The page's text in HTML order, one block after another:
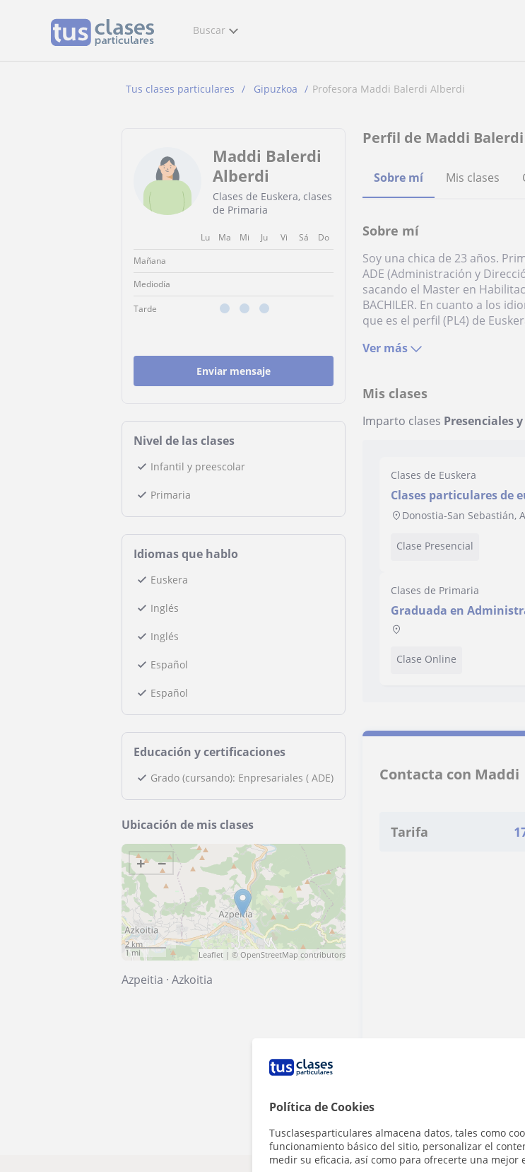
Política de Cookies
Tusclasesparticulares almacena datos, tales como
funcionamiento básico del sitio, personalizar el
medir su eficacia, así como para ofrecerte una mejor
Buscar
Tus clases particulares Gipuzkoa Profesora Maddi Balerdi Alberdi
Maddi Balerdi
Alberdi
Clases de Euskera, clases
de Primaria
Lu Ma Mi Ju Vi Sá
Do
Mañana
Mediodía
Tarde
Enviar mensaje
Nivel de las clases
Infantil y preescolar
Primaria
Idiomas que hablo
Euskera
Inglés
Inglés
Español
Español
Educación y certificaciones
Grado (cursando): Enpresariales ( ADE)
Ubicación de mis clases
+ −
2 km
1 mi
Leaflet | ©OpenStreetMap contributors
Azpeitia · Azkoitia
Perfil de Maddi
Sobre mí Mis clases
Sobre mí
Soy una chica de 23 años.
ADE (Administración y
sacando el Master en
BACHILER. En cuanto a los
que es el perfil (PL4) de
Ver más
Mis clases
Imparto clases Presenciales
Clases de Euskera
Clases particulares de
conocimiento previo
Donostia-San Sebastián,
Clase Presencial
Clases de Primaria
Graduada en
Habilitación Docente.
Clase Online
Contacta con Maddi
Tarifa